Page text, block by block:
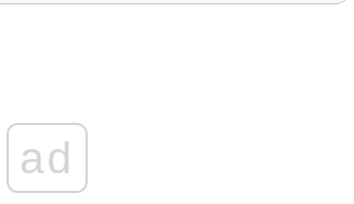
1868
ngoài mà Nhật gặp phải?
ad